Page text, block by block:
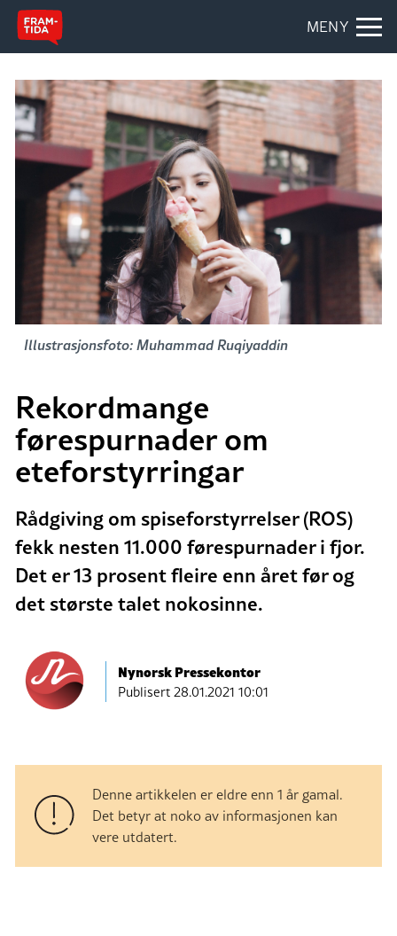
MENY
Illustrasjonsfoto: Muhammad Ruqiyaddin
Rekordmange
førespurnader om
eteforstyrringar
Rådgiving om spiseforstyrrelser (ROS)
fekk nesten 11.000 førespurnader i fjor.
Det er 13 prosent fleire enn året før og
det største talet nokosinne.
Nynorsk Pressekontor
Publisert28.01.2021 10:01
Denne artikkelen er eldre enn 1 år gamal.
Det betyr at noko av informasjonen kan
vere utdatert.